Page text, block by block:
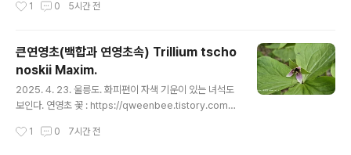
m/8902226https://qweenbee.tistory.com/8903
ps://qweenbee.tistory.com/8910982 https://qw
eenbee.tistory.com/8910982 https://qweenbe
e.tistory.com/8913381 말오줌나무 열매 : https://q
weenbee.tistory.com/8890185 https://qweenb
ee.t..
1 0 5시간 전
큰연영초(백합과 연영초속) Trillium tscho
noskii Maxim.
2025. 4. 23. 울릉도. 화피편이 자색 기운이 있는 녀석도
보인다. 연영초 꽃 : https://qweenbee.tistory.com/8
https://qweenbee.tistory.com/8897629 https://
1 0 7시간 전